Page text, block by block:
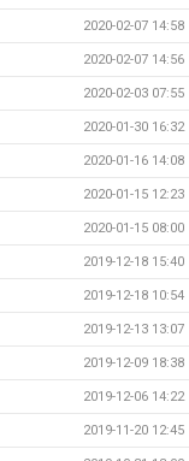
2020-02-07 14:58
2020-02-07 14:56
2020-02-03 07:55
2020-01-30 16:32
2020-01-16 14:08
2020-01-15 12:23
2020-01-15 08:00
2019-12-18 15:40
2019-12-18 10:54
2019-12-13 13:07
2019-12-09 18:38
2019-12-06 14:22
2019-11-20 12:45